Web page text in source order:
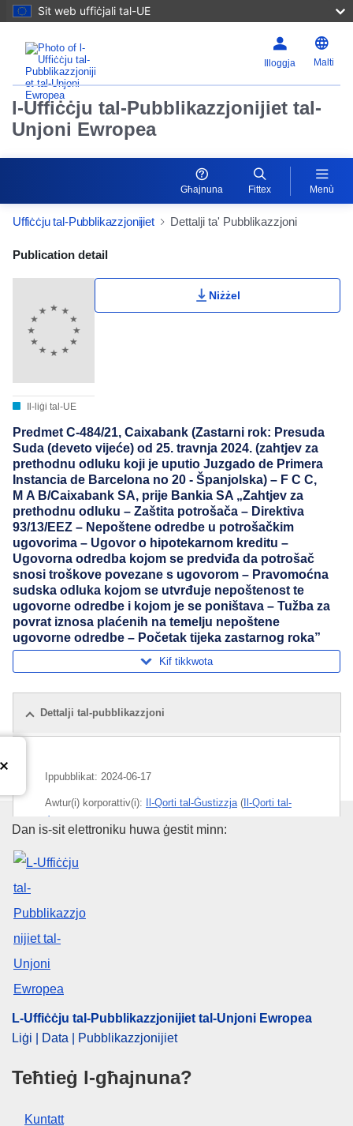
Sit web uffiċjali tal-UE
Illoggja Malti
l-Uffiċċju tal-Pubblikazzjonijiet tal-
Unjoni Ewropea
Għajnuna Fittex Menù
Uffiċċju tal-Pubblikazzjonijiet Dettalji ta' Pubblikazzjoni
Publication Detail Actions Portlet
Publication detail
Il-liġi tal-UE
Niżżel
Predmet C-484/21, Caixabank (Zastarni rok: Presuda
Suda (deveto vijeće) od 25. travnja 2024. (zahtjev za
prethodnu odluku koji je uputio Juzgado de Primera
Instancia de Barcelona no 20 - Španjolska) – F C C,
M A B/Caixabank SA, prije Bankia SA „Zahtjev za
prethodnu odluku – Zaštita potrošača – Direktiva
93/13/EEZ – Nepoštene odredbe u potrošačkim
ugovorima – Ugovor o hipotekarnom kreditu –
Ugovorna odredba kojom se predviđa da potrošač
snosi troškove povezane s ugovorom – Pravomoćna
sudska odluka kojom se utvrđuje nepoštenost te
ugovorne odredbe i kojom je se poništava – Tužba za
povrat iznosa plaćenih na temelju nepoštene
ugovorne odredbe – Početak tijeka zastarnog roka”
Kif tikkwota
Dettalji tal-pubblikazzjoni
Ippubblikat: 2024-06-17
Awtur(i) korporattiv(i): Il-Qorti tal-Ġustizzja( Il-Qorti tal-
Ġustizzja tal-Unjoni Ewropea
Suġġett:
CELEX : 62021CA0484
ELI :
OJ : C_202403563
IMMC : ARR-C-0484-2021
pdfa2a
Uri l-ħarġiet kollha f'din is-sensiela
L-Uffiċċju tal-Pubblikazzjonijiet
Dan is-sit elettroniku huwa ġestit minn:
L-Uffiċċju tal-Pubblikazzjonijiet tal-Unjoni Ewropea
Liġi | Data | Pubblikazzjonijiet
Teħtieġ l-għajnuna?
Kuntatt